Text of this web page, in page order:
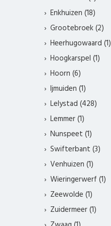
Enkhuizen (18)
Grootebroek (2)
Heerhugowaard (1)
Hoogkarspel (1)
Hoorn (6)
Ijmuiden (1)
Lelystad (428)
Lemmer (1)
Nunspeet (1)
Swifterbant (3)
Venhuizen (1)
Wieringerwerf (1)
Zeewolde (1)
Zuidermeer (1)